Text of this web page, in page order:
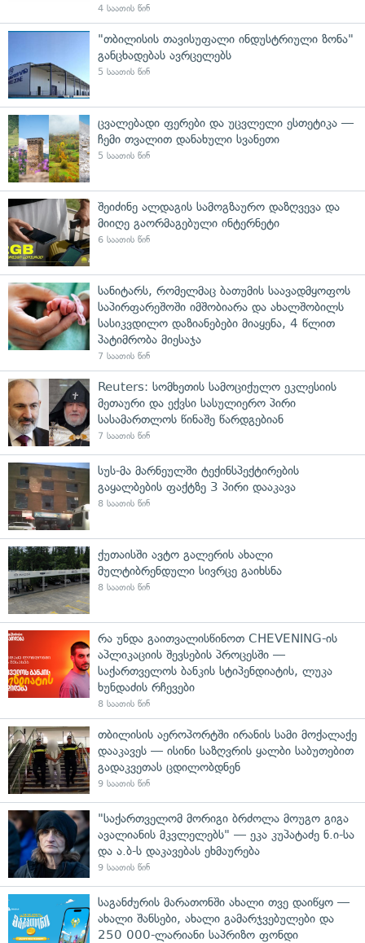
4 საათის წინ
"თბილისის თავისუფალი ინდუსტრიული ზონა"
განცხადებას ავრცელებს
5 საათის წინ
ცვალებადი ფერები და უცვლელი ესთეტიკა —
ჩემი თვალით დანახული სვანეთი
5 საათის წინ
შეიძინე ალდაგის სამოგზაურო დაზღვევა და
მიიღე გაორმაგებული ინტერნეტი
6 საათის წინ
სანიტარს, რომელმაც ბათუმის საავადმყოფოს
საპირფარეშოში იმშობიარა და ახალშობილს
სასიკვდილო დაზიანებები მიაყენა, 4 წლით
პატიმრობა მიესაჯა
7 საათის წინ
Reuters: სომხეთის სამოციქულო ეკლესიის
მეთაური და ექვსი სასულიერო პირი
სასამართლოს წინაშე წარდგებიან
7 საათის წინ
სუს-მა მარნეულში ტექინსპექტირების
გაყალბების ფაქტზე 3 პირი დააკავა
8 საათის წინ
ქუთაისში ავტო გალერის ახალი
მულტიბრენდული სივრცე გაიხსნა
8 საათის წინ
რა უნდა გაითვალისწინოთ CHEVENING-ის
აპლიკაციის შევსების პროცესში —
საქართველოს ბანკის სტიპენდიატის, ლუკა
ხუნდაძის რჩევები
8 საათის წინ
თბილისის აეროპორტში ირანის სამი მოქალაქე
დააკავეს — ისინი საზღვრის ყალბი საბუთებით
გადაკვეთას ცდილობდნენ
9 საათის წინ
"საქართველომ მორიგი ბრძოლა მოუგო გიგა
ავალიანის მკვლელებს" — ეკა კუპატაძე ნ.ი-სა
და ა.ბ-ს დაკავებას ეხმაურება
9 საათის წინ
საგანძურის მარათონში ახალი თვე დაიწყო —
ახალი შანსები, ახალი გამარჯვებულები და
250 000-ლარიანი საპრიზო ფონდი